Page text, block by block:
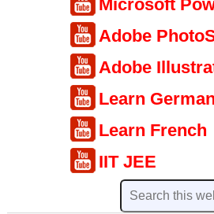
Microsoft
Adobe
Adobe
Learn German
Learn French
IIT JEE